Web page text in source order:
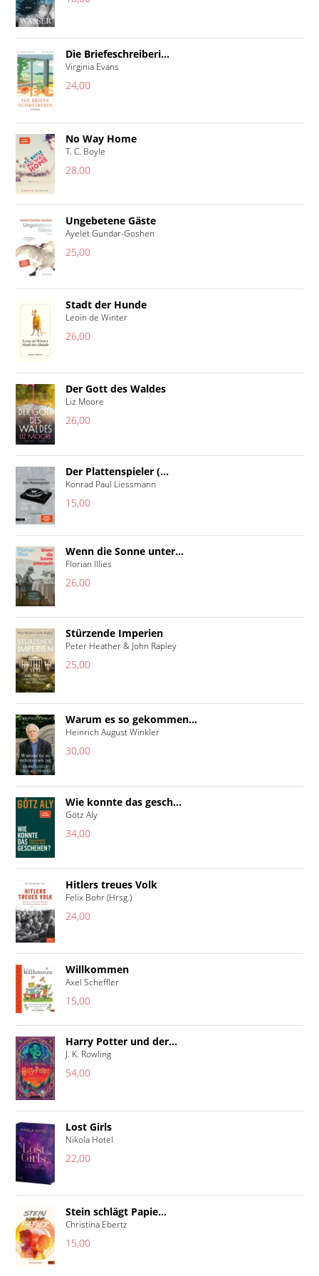
Die Briefeschreiberi...
Virginia Evans
24,00
No Way Home
T. C. Boyle
28,00
Ungebetene Gäste
Ayelet Gundar-Goshen
25,00
Stadt der Hunde
Leoin de Winter
26,00
Der Gott des Waldes
Liz Moore
26,00
Der Plattenspieler (...
Konrad Paul Liessmann
15,00
Wenn die Sonne unter...
Florian Illies
26,00
Stürzende Imperien
Peter Heather & John Rapley
25,00
Warum es so gekommen...
Heinrich August Winkler
30,00
Wie konnte das gesch...
Götz Aly
34,00
Hitlers treues Volk
Felix Bohr (Hrsg.)
24,00
Willkommen
Axel Scheffler
15,00
Harry Potter und der...
J. K. Rowling
54,00
Lost Girls
Nikola Hotel
22,00
Stein schlägt Papie...
Christina Ebertz
15,00